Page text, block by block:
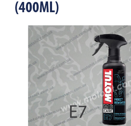
(400ML)